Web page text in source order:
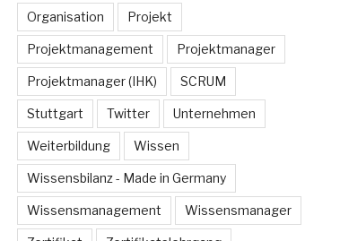
Organisation Projekt
Projektmanagement Projektmanager
Projektmanager (IHK) SCRUM
Stuttgart Twitter Unternehmen
Weiterbildung Wissen
Wissensbilanz - Made in Germany
Wissensmanagement Wissensmanager